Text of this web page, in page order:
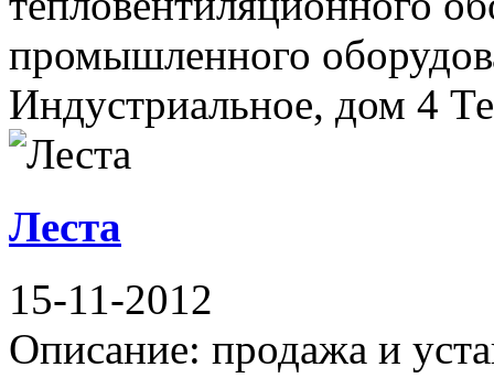
промышленного
Индустриальное, дом 4
Леста
15-11-2012
Описание: продажа и